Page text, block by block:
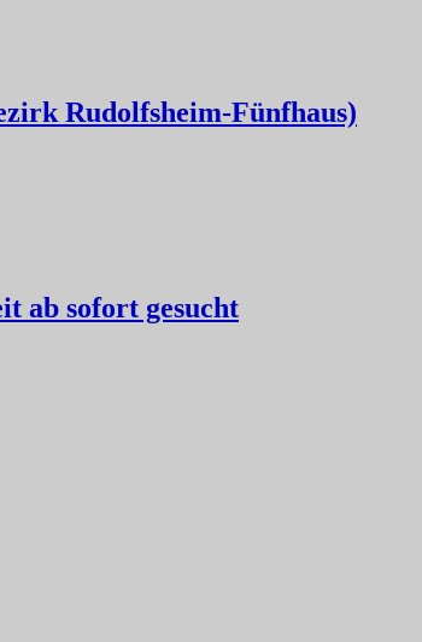
Rudolfsheim-Fünfhaus)
ab sofort gesucht